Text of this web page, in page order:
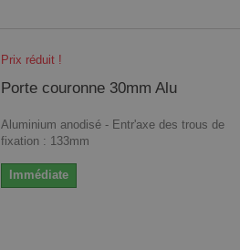
Prix réduit !
Porte couronne 30mm Alu
Aluminium anodisé - Entr'axe des trous de
fixation : 133mm
Immédiate